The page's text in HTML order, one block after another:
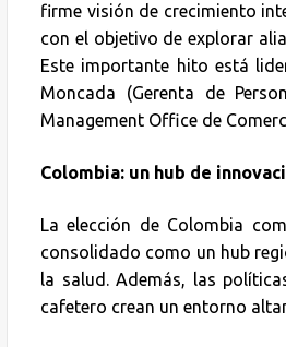
firme visión de crecimiento
con el objetivo de explorar
Este importante hito está
Moncada (Gerenta de
Management Office de
Colombia: un hub de
La elección de Colombia
consolidado como un hub
la salud. Además, las
cafetero crean un entorno